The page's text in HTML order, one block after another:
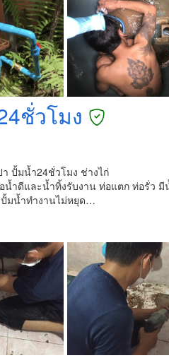
ชั่วโมง
ปั้มน้ำ24ชั่วโมง ช่างไก่
ำดีและน้ำทิ้งรับงาน ท่อแตก ท่อรั่ว มี
มน้ำทำงานไม่หยุด…